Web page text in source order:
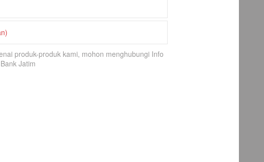
produk-produk kami, mohon menghubungi Info
Jatim